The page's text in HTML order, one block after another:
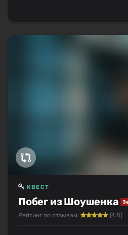
Побег из Шоушенка
КВЕСТ
Рейтинг по отзывам: (4.8)